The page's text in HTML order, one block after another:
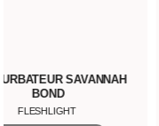
SAVANNAH
BOND
FLESHLIGHT